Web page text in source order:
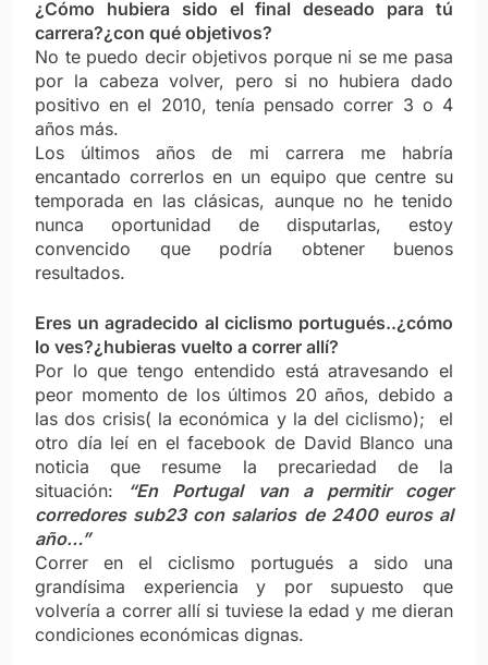
¿Cómo hubiera sido el final deseado para tú
carrera?¿con qué objetivos?
No te puedo decir objetivos porque ni se me pasa
por la cabeza volver, pero si no hubiera dado
positivo en el 2010, tenía pensado correr 3 o 4
años más.
Los últimos años de mi carrera me habría
encantado correrlos en un equipo que centre su
temporada en las clásicas, aunque no he tenido
nunca oportunidad de disputarlas, estoy
convencido que podría obtener buenos
resultados.
Eres un agradecido al ciclismo portugués..¿cómo
lo ves?¿hubieras vuelto a correr allí?
Por lo que tengo entendido está atravesando el
peor momento de los últimos 20 años, debido a
las dos crisis( la económica y la del ciclismo); el
otro día leí en el facebook de David Blanco una
noticia que resume la precariedad de la
situación:
“En Portugal van a permitir coger
corredores sub23 con salarios de 2400 euros al
año…”
Correr en el ciclismo portugués a sido una
grandísima experiencia y por supuesto que
volvería a correr allí si tuviese la edad y me dieran
condiciones económicas dignas.